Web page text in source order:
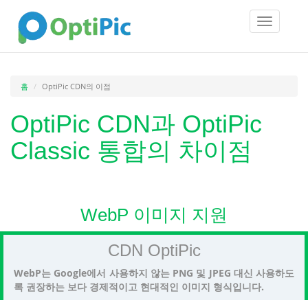
Toggle
홈 OptiPic CDN의 이점
OptiPic CDN과 OptiPic
Classic 통합의 차이점
WebP 이미지 지원
CDN OptiPic
WebP는 Google에서 사용하지 않는 PNG 및 JPEG 대신 사용하도
록 권장하는 보다 경제적이고 현대적인 이미지 형식입니다.